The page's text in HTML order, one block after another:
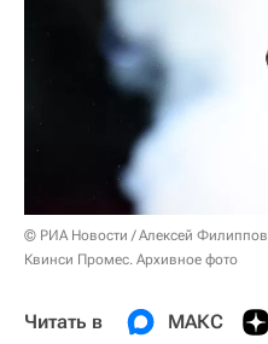
© РИА Новости / Алексей Филиппов
Квинси Промес. Архивное фото
Читать в МАКС